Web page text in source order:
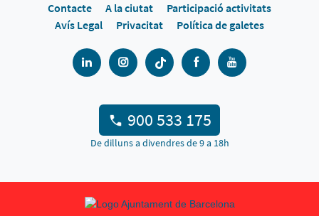
Contacte A la ciutat
Participació activitats
Avís Legal
Privacitat Política de galetes
900 533 175
De dilluns a divendres de 9 a 18h